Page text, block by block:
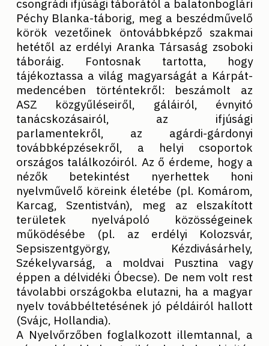
csongrádi ifjúsági táborától a balatonboglári
Péchy Blanka-táborig, meg a beszédművelő
körök vezetőinek öntovábbképző szakmai
hetétől az erdélyi Aranka Társaság zsoboki
táboráig. Fontosnak tartotta, hogy
tájékoztassa a világ magyarságát a Kárpát-
medencében történtekről: beszámolt az
ASZ közgyűléseiről, gáláiról, évnyitó
tanácskozásairól, az ifjúsági
parlamentekről, az agárdi-gárdonyi
továbbképzésekről, a helyi csoportok
országos találkozóiról. Az ő érdeme, hogy a
nézők betekintést nyerhettek honi
nyelvművelő köreink életébe (pl. Komárom,
Karcag, Szentistván), meg az elszakított
területek nyelvápoló közösségeinek
működésébe (pl. az erdélyi Kolozsvár,
Sepsiszentgyörgy, Kézdivásárhely,
Székelyvarság, a moldvai Pusztina vagy
éppen a délvidéki Óbecse). De nem volt rest
távolabbi országokba elutazni, ha a magyar
nyelv továbbéltetésének jó példáiról hallott
(Svájc, Hollandia).
A Nyelvőrzőben foglalkozott illemtannal, a